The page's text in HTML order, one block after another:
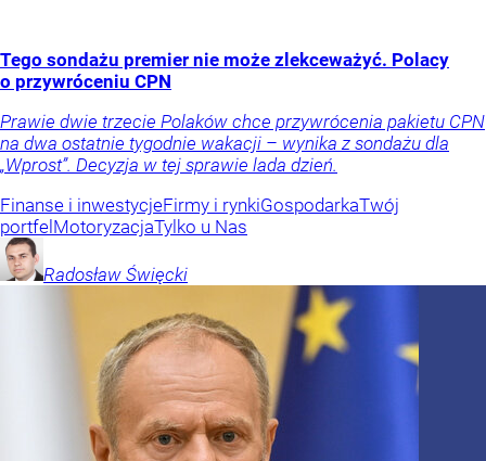
Tego sondażu premier nie może zlekceważyć. Polacy
o przywróceniu CPN
Prawie dwie trzecie Polaków chce przywrócenia pakietu CPN
na dwa ostatnie tygodnie wakacji – wynika z sondażu dla
„Wprost”. Decyzja w tej sprawie lada dzień.
Finanse i inwestycjeFirmy i rynkiGospodarkaTwój
portfelMotoryzacjaTylko u Nas
Radosław Święcki